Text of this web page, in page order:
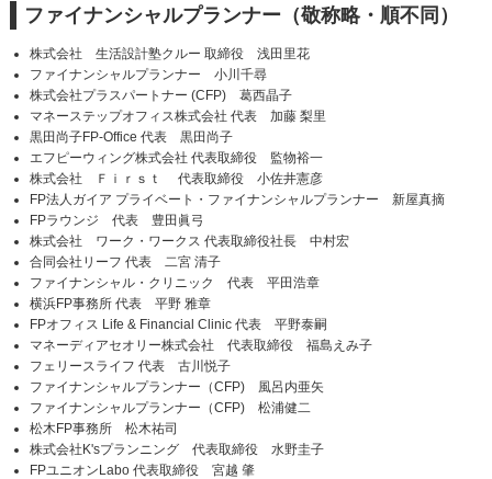
ファイナンシャルプランナー（敬称略・順不同）
株式会社 生活設計塾クルー 取締役 浅田里花
ファイナンシャルプランナー 小川千尋
株式会社プラスパートナー (CFP) 葛西晶子
マネーステップオフィス株式会社 代表 加藤 梨里
黒田尚子FP-Office 代表 黒田尚子
エフピーウィング株式会社 代表取締役 監物裕一
株式会社 Ｆｉｒｓｔ 代表取締役 小佐井憲彦
FP法人ガイア プライベート・ファイナンシャルプランナー 新屋真摘
FPラウンジ 代表 豊田眞弓
株式会社 ワーク・ワークス 代表取締役社長 中村宏
合同会社リーフ 代表 二宮 清子
ファイナンシャル・クリニック 代表 平田浩章
横浜FP事務所 代表 平野 雅章
FPオフィス Life & Financial Clinic 代表 平野泰嗣
マネーディアセオリー株式会社 代表取締役 福島えみ子
フェリースライフ 代表 古川悦子
ファイナンシャルプランナー（CFP) 風呂内亜矢
ファイナンシャルプランナー（CFP) 松浦健二
松木FP事務所 松木祐司
株式会社K'sプランニング 代表取締役 水野圭子
FPユニオンLabo 代表取締役 宮越 肇